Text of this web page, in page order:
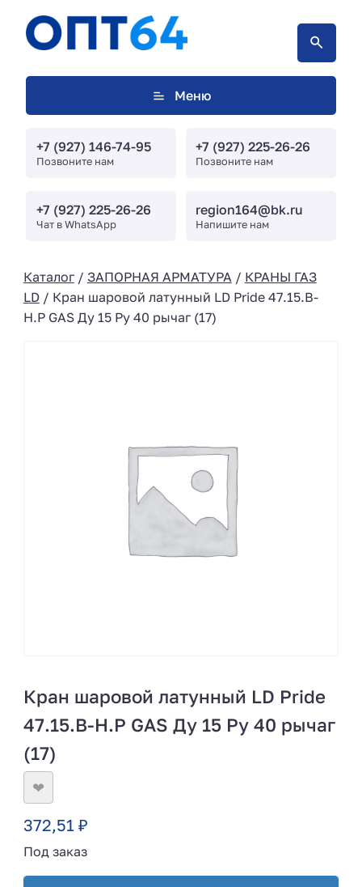
Меню
+7 (927) 146-74-95
Позвоните нам
+7 (927) 225-26-26
Позвоните нам
+7 (927) 225-26-26
Чат в WhatsApp
region164@bk.ru
Напишите нам
Каталог/ ЗАПОРНАЯ АРМАТУРА / КРАНЫ ГАЗ
LD/ Кран шаровой латунный LD Pride 47.15.В-
Н.Р GAS Ду 15 Ру 40 рычаг (17)
Кран шаровой латунный LD Pride
47.15.В-Н.Р GAS Ду 15 Ру 40 рычаг
(17)
❤
372,51 ₽
Под заказ